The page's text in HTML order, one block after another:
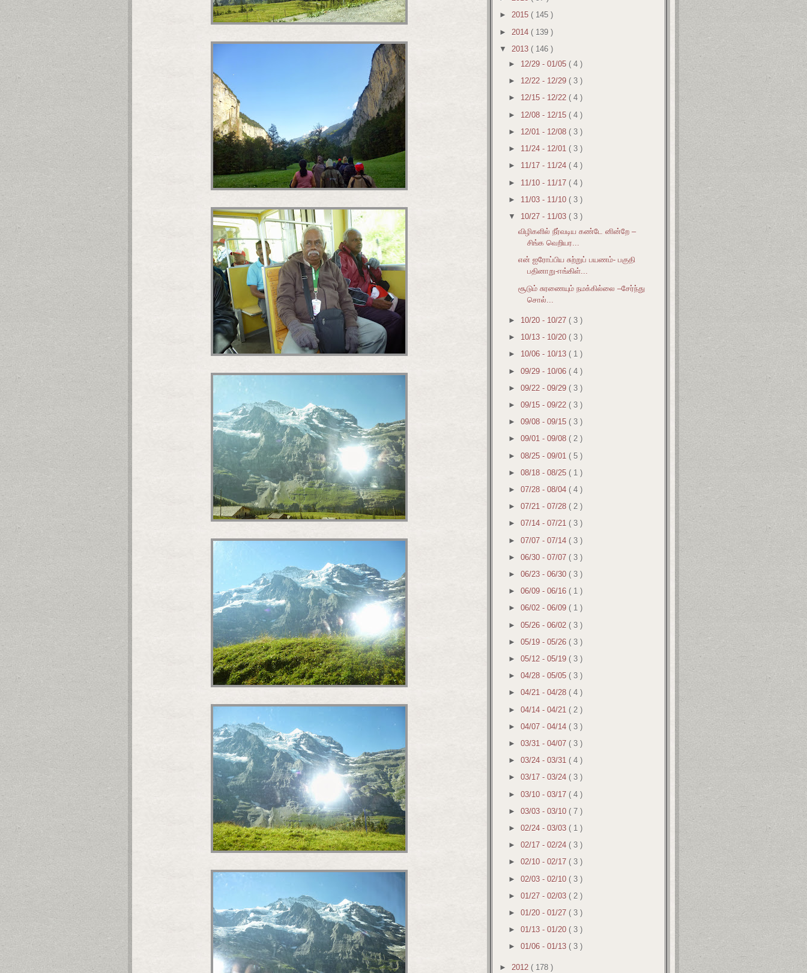
► 2015 ( 145 )
► 2014 ( 139 )
▼ 2013 ( 146 )
► 12/29 - 01/05 ( 4 )
► 12/22 - 12/29 ( 3 )
► 12/15 - 12/22 ( 4 )
► 12/08 - 12/15 ( 4 )
► 12/01 - 12/08 ( 3 )
► 11/24 - 12/01 ( 3 )
► 11/17 - 11/24 ( 4 )
► 11/10 - 11/17 ( 4 )
► 11/03 - 11/10 ( 3 )
▼ 10/27 - 11/03 ( 3 )
விழிகளில் நீர்வடிய கண்டே னின்றே –
சிங்க வெறியர...
என் ஐரோப்பிய சுற்றுப் பயணம்- பகுதி
பதினாறு-ஈங்கிள்...
சூடும் சுரணையும் நமக்கில்லை –சேர்ந்து
சொல்...
► 10/20 - 10/27 ( 3 )
► 10/13 - 10/20 ( 3 )
► 10/06 - 10/13 ( 1 )
►09/29 - 10/06 ( 4 )
►09/22 - 09/29 ( 3 )
►09/15 - 09/22 ( 3 )
►09/08 - 09/15 ( 3 )
►09/01 - 09/08 ( 2 )
►08/25 - 09/01 ( 5 )
►08/18 - 08/25 ( 1 )
►07/28 - 08/04 ( 4 )
►07/21 - 07/28 ( 2 )
►07/14 - 07/21 ( 3 )
►07/07 - 07/14 ( 3 )
►06/30 - 07/07 ( 3 )
►06/23 - 06/30 ( 3 )
►06/09 - 06/16 ( 1 )
►06/02 - 06/09 ( 1 )
►05/26 - 06/02 ( 3 )
►05/19 - 05/26 ( 3 )
►05/12 - 05/19 ( 3 )
►04/28 - 05/05 ( 3 )
►04/21 - 04/28 ( 4 )
►04/14 - 04/21 ( 2 )
►04/07 - 04/14 ( 3 )
►03/31 - 04/07 ( 3 )
►03/24 - 03/31 ( 4 )
►03/17 - 03/24 ( 3 )
►03/10 - 03/17 ( 4 )
►03/03 - 03/10 ( 7 )
►02/24 - 03/03 ( 1 )
►02/17 - 02/24 ( 3 )
►02/10 - 02/17 ( 3 )
►02/03 - 02/10 ( 3 )
►01/27 - 02/03 ( 2 )
►01/20 - 01/27 ( 3 )
►01/13 - 01/20 ( 3 )
►01/06 - 01/13 ( 3 )
► 2012 ( 178 )